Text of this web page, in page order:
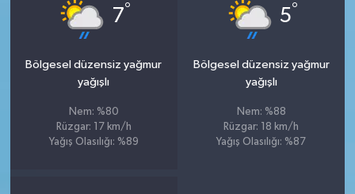
7°
Bölgesel düzensiz yağmur
yağışlı
Nem: %80
Rüzgar: 17 km/h
Yağış Olasılığı: %89
5°
Bölgesel düzensiz yağmur
yağışlı
Nem: %88
Rüzgar: 18 km/h
Yağış Olasılığı: %87